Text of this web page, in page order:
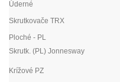
Úderné
Skrutkovače TRX
Ploché - PL
Skrutk. (PL) Jonnesway
Krížové PZ